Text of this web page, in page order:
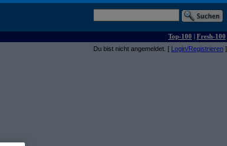
Top-100 | Fresh-100
Du bist nicht angemeldet. [ Login/Registrieren ]